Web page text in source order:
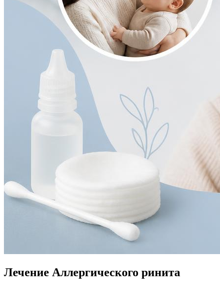
Лечение Аллергического ринита